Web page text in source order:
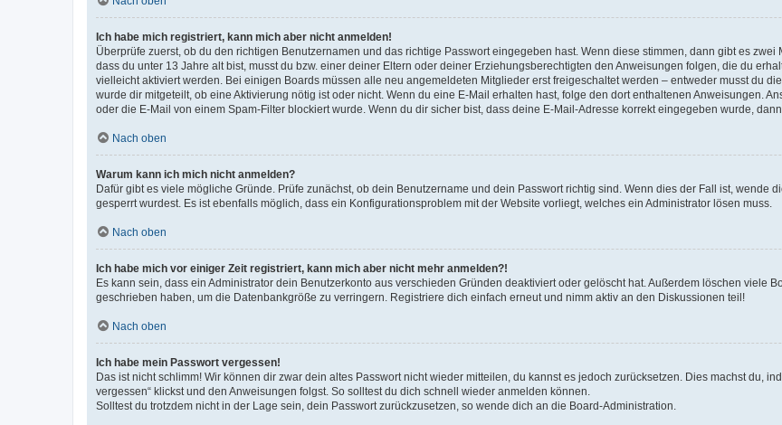
Ich habe mich registriert, kann mich aber nicht anmelden!
Überprüfe zuerst, ob du den richtigen Benutzernamen und das richtige Passwort eingegeben hast. Wenn diese stimmen, dann gibt es zwei
dass du unter 13 Jahre alt bist, musst du bzw. einer deiner Eltern oder deiner Erziehungsberechtigten den Anweisungen folgen, die du
vielleicht aktiviert werden. Bei einigen Boards müssen alle neu angemeldeten Mitglieder erst freigeschaltet werden – entweder musst du
wurde dir mitgeteilt, ob eine Aktivierung nötig ist oder nicht. Wenn du eine E-Mail erhalten hast, folge den dort enthaltenen Anweisungen.
oder die E-Mail von einem Spam-Filter blockiert wurde. Wenn du dir sicher bist, dass deine E-Mail-Adresse korrekt eingegeben wurde,
Nach oben
Warum kann ich mich nicht anmelden?
Dafür gibt es viele mögliche Gründe. Prüfe zunächst, ob dein Benutzername und dein Passwort richtig sind. Wenn dies der Fall ist, wende
gesperrt wurdest. Es ist ebenfalls möglich, dass ein Konfigurationsproblem mit der Website vorliegt, welches ein Administrator lösen muss.
Nach oben
Ich habe mich vor einiger Zeit registriert, kann mich aber nicht mehr anmelden?!
Es kann sein, dass ein Administrator dein Benutzerkonto aus verschieden Gründen deaktiviert oder gelöscht hat. Außerdem löschen viele
geschrieben haben, um die Datenbankgröße zu verringern. Registriere dich einfach erneut und nimm aktiv an den Diskussionen teil!
Nach oben
Ich habe mein Passwort vergessen!
Das ist nicht schlimm! Wir können dir zwar dein altes Passwort nicht wieder mitteilen, du kannst es jedoch zurücksetzen. Dies machst du,
vergessen“ klickst und den Anweisungen folgst. So solltest du dich schnell wieder anmelden können.
Solltest du trotzdem nicht in der Lage sein, dein Passwort zurückzusetzen, so wende dich an die Board-Administration.